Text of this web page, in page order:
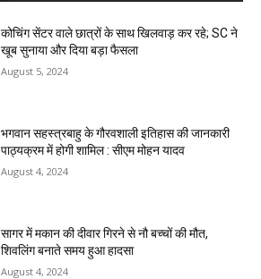
कोचिंग सेंटर वाले छात्रों के साथ खिलवाड़ कर रहे; SC ने
खूब सुनाया और दिया बड़ा फैसला
August 5, 2024
भगवान सहस्त्रबाहु के गौरवशाली इतिहास की जानकारी
पाठ्यक्रम में होगी शामिल : सीएम मोहन यादव
August 4, 2024
सागर में मकान की दीवार गिरने से नौ बच्चों की मौत,
शिवलिंग बनाते समय हुआ हादसा
August 4, 2024